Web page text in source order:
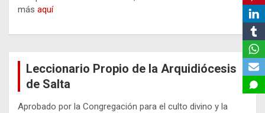
más aquí
Leccionario Propio de la Arquidiócesis
de Salta
Aprobado por la Congregación para el culto divino y la